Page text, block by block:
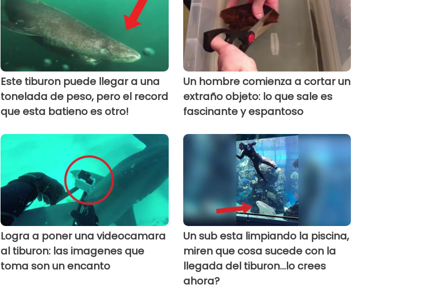
Este tiburon puede llegar a una
tonelada de peso, pero el record
que esta batieno es otro!
Un hombre comienza a cortar un
extraño objeto: lo que sale es
fascinante y espantoso
Logra a poner una videocamara
al tiburon: las imagenes que
toma son un encanto
Un sub esta limpiando la piscina,
miren que cosa sucede con la
llegada del tiburon...lo crees
ahora?